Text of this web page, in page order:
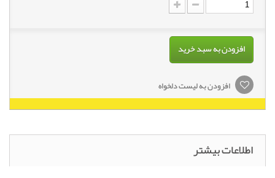
افزودن به سبد خرید
افزودن به لیست دلخواه
اطلاعات بیشتر